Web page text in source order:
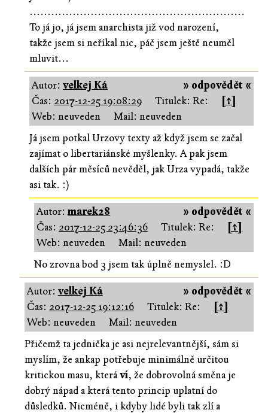
............................................................
To já jo, já jsem anarchista již vod narození,
takže jsem si neříkal nic, páč jsem ještě neuměl
mluvit...
» odpovědět «
Autor: velkej Ká
Čas: 2017-12-25 19:08:29 Titulek: Re:
[↑]
Web: neuveden
Mail: neuveden
Já jsem potkal Urzovy texty až když jsem se začal
zajímat o libertariánské myšlenky. A pak jsem
dalších pár měsíců nevěděl, jak Urza vypadá, takže
asi tak. :)
» odpovědět «
Autor:marek28
Čas: 2017-12-25 23:46:36 Titulek: Re:
[↑]
Web: neuveden
Mail: neuveden
No zrovna bod 3 jsem tak úplně nemyslel. :D
» odpovědět «
Autor: velkej Ká
Čas: 2017-12-25 19:12:16 Titulek: Re:
[↑]
Web: neuveden
Mail: neuveden
Přičemž ta jednička je asi nejrelevantnější, sám si
myslím, že ankap potřebuje minimálně určitou
kritickou masu, kteráví, že dobrovolná směna je
dobrý nápad a která tento princip uplatní do
důsledků. Nicméně, i kdyby lidé byli tak zlí a